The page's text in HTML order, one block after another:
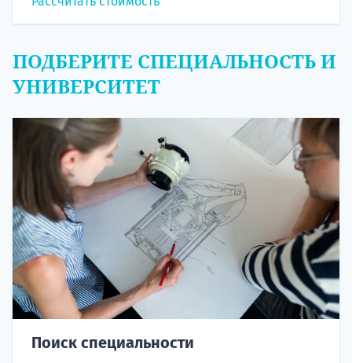
ПОДБЕРИТЕ СПЕЦИАЛЬНОСТЬ И
УНИВЕРСИТЕТ
Поиск специальности